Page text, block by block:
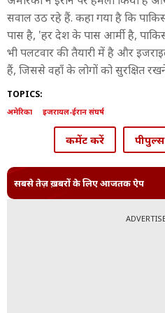
सवाल उठ रहे हैं. कहा गया है कि
पास है, 'हर देश के पास आर्मी है,
भी पलटवार की तैयारी में है और
हैं, जिससे वहाँ के लोगों को सुरक्षित
TOPICS:
अमेरिका इजरायल-ईरान संघर्ष
कमेंट करें
सबसे तेज़ ख़बरों के लिए आजतक ऐप